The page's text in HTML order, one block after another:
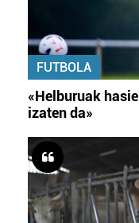
FUTBOLA
«Helburuak
izaten da»